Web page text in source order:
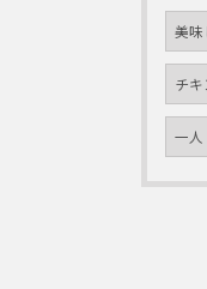
美味
チキ
一人